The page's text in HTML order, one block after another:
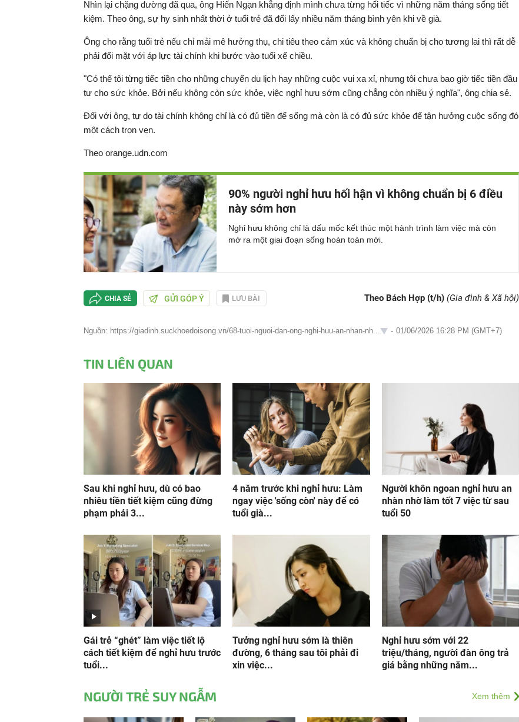
Nhìn lại chặng đường đã qua, ông Hiến Ngạn khẳng định mình chưa từng hối tiếc vì những năm tháng sống tiết
kiệm. Theo ông, sự hy sinh nhất thời ở tuổi trẻ đã đổi lấy nhiều năm tháng bình yên khi về già.
Ông cho rằng tuổi trẻ nếu chỉ mải mê hưởng thụ, chi tiêu theo cảm xúc và không chuẩn bị cho tương lai thì rất dễ
phải đối mặt với áp lực tài chính khi bước vào tuổi xế chiều.
"Có thể tôi từng tiếc tiền cho những chuyến du lịch hay những cuộc vui xa xỉ, nhưng tôi chưa bao giờ tiếc tiền đầu
tư cho sức khỏe. Bởi nếu không còn sức khỏe, việc nghỉ hưu sớm cũng chẳng còn nhiều ý nghĩa", ông chia sẻ.
Đối với ông, tự do tài chính không chỉ là có đủ tiền để sống mà còn là có đủ sức khỏe để tận hưởng cuộc sống đó
một cách trọn vẹn.
Theo orange.udn.com
90% người nghỉ hưu hối hận vì không chuẩn bị 6 điều
này sớm hơn
Nghỉ hưu không chỉ là dấu mốc kết thúc một hành trình làm việc mà còn
mở ra một giai đoạn sống hoàn toàn mới.
CHIA SẺ GỬI GÓP Ý LƯU BÀI Theo Bách Hợp (t/h) (Gia đình & Xã hội)
Nguồn: https://giadinh.suckhoedoisong.vn/68-tuoi-nguoi-dan-ong-nghi-huu-an-nhan-nh... - 01/06/2026 16:28 PM (GMT+7)
TIN LIÊN QUAN
Sau khi nghỉ hưu, dù có bao
nhiêu tiền tiết kiệm cũng đừng
phạm phải 3...
4 năm trước khi nghỉ hưu: Làm
ngay việc 'sống còn' này để có
tuổi già...
Người khôn ngoan nghỉ hưu an
nhàn nhờ làm tốt 7 việc từ sau
tuổi 50
Gái trẻ “ghét” làm việc tiết lộ
cách tiết kiệm để nghỉ hưu trước
tuổi...
Tưởng nghỉ hưu sớm là thiên
đường, 6 tháng sau tôi phải đi
xin việc...
Nghỉ hưu sớm với 22
triệu/tháng, người đàn ông trả
giá bằng những năm...
NGƯỜI TRẺ SUY NGẪM Xem thêm